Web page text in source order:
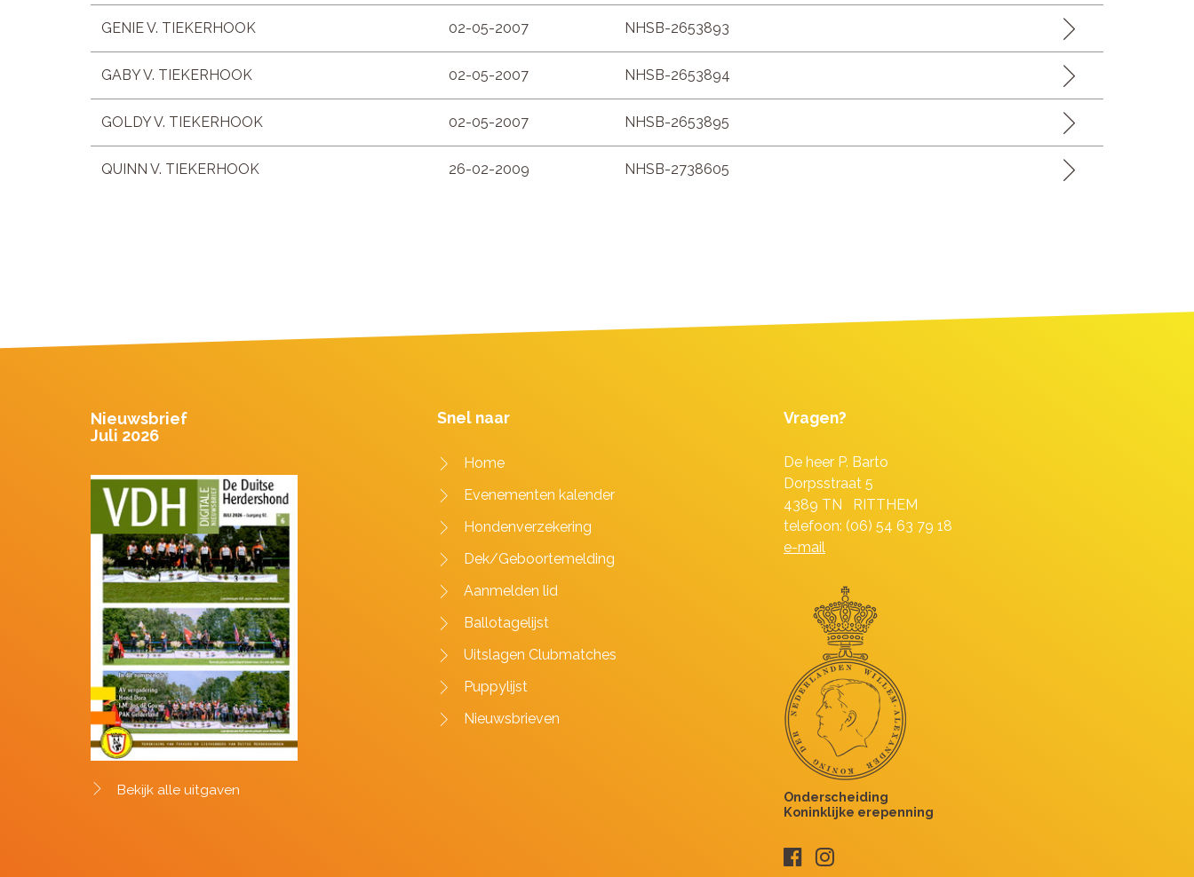
GENIE V. TIEKERHOOK 02-05-2007 NHSB-2653893
GABY V. TIEKERHOOK 02-05-2007 NHSB-2653894
GOLDY V. TIEKERHOOK 02-05-2007 NHSB-2653895
QUINN V. TIEKERHOOK 26-02-2009 NHSB-2738605
Nieuwsbrief
Juli 2026
Bekijk alle uitgaven
Snel naar
Home
Evenementen kalender
Hondenverzekering
Dek/Geboortemelding
Aanmelden lid
Ballotagelijst
Uitslagen Clubmatches
Puppylijst
Nieuwsbrieven
Vragen?
De heer P. Barto
Dorpsstraat 5
4389 TN RITTHEM
telefoon: (06) 54 63 79 18
e-mail